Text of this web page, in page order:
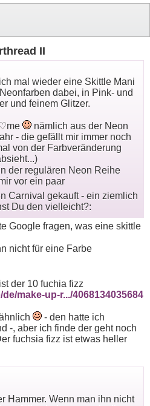
II
mal wieder eine Skittle Mani
dabei, in Pink- und
und feinem Glitzer.
nämlich aus der Neon
- die gefällt mir immer noch
von der Farbveränderung
der regulären Neon Reihe
vor ein paar
Carnival gekauft - ein ziemlich
Du den vielleicht?:
Google fragen, was eine skittle
nicht für eine Farbe
der 10 fuchia fizz
make-up-r.../4068134035684
- den hatte ich
-, aber ich finde der geht noch
fuchsia fizz ist etwas heller
Hammer. Wenn man ihn nicht